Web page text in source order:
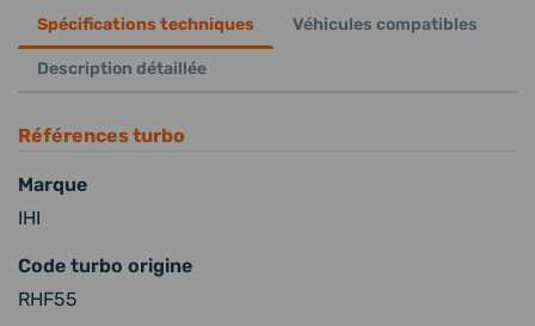
Spécifications techniques Véhicules compatibles
Description détaillée
Références turbo
Marque
IHI
Code turbo origine
RHF55